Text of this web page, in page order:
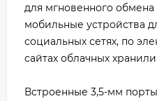
для мгновенного
мобильные устройства
социальных сетях, по
сайтах облачных
Встроенные 3,5-мм